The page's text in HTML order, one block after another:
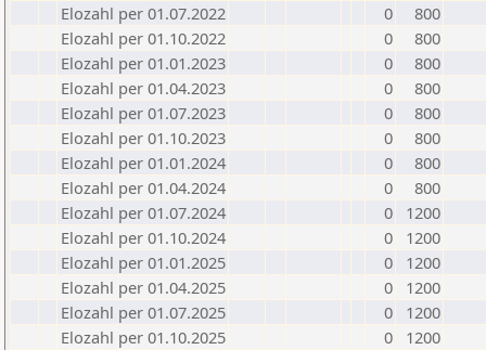
Elozahl per 01.07.2022
0
800
Elozahl per 01.10.2022
0
800
Elozahl per 01.01.2023
0
800
Elozahl per 01.04.2023
0
800
Elozahl per 01.07.2023
0
800
Elozahl per 01.10.2023
0
800
Elozahl per 01.01.2024
0
800
Elozahl per 01.04.2024
0
800
Elozahl per 01.07.2024
0
1200
Elozahl per 01.10.2024
0
1200
Elozahl per 01.01.2025
0
1200
Elozahl per 01.04.2025
0
1200
Elozahl per 01.07.2025
0
1200
Elozahl per 01.10.2025
0
1200